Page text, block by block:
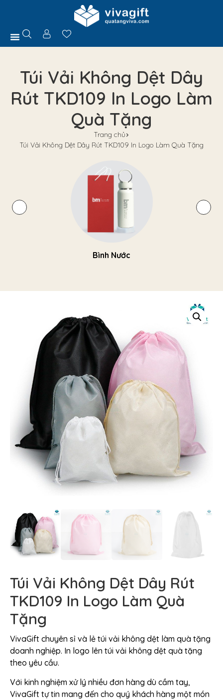
Túi Vải Không Dệt Dây
Rút TKD109 In Logo Làm
Quà Tặng
Trang chủ
Túi Vải Không Dệt Dây Rút TKD109 In Logo Làm Quà Tặng
Bình Nước
Túi Vải Không Dệt Dây Rút
TKD109 In Logo Làm Quà
Tặng
VivaGift chuyên sỉ và lẻ túi vải không dệt làm quà tặng
doanh nghiệp. In logo lên túi vải không dệt quà tặng
theo yêu cầu.
Với kinh nghiệm xử lý nhiều đơn hàng dù cầm tay,
VivaGift tự tin mang đến cho quý khách hàng một món